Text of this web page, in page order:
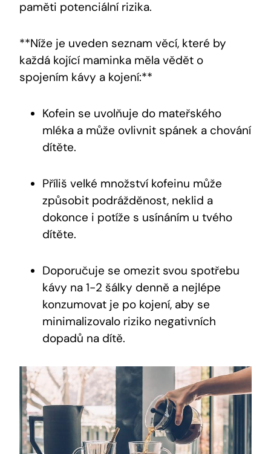
paměti potenciální rizika.
**Níže je uveden seznam věcí, které by
každá kojící maminka měla vědět o
spojením kávy a kojení:**
Kofein se uvolňuje do mateřského
mléka a může ovlivnit spánek a chování
dítěte.
Příliš velké množství kofeinu může
způsobit podrážděnost, neklid a
dokonce i potíže s usínáním u tvého
dítěte.
Doporučuje se omezit svou spotřebu
kávy na 1-2 šálky denně a nejlépe
konzumovat je po kojení, aby se
minimalizovalo riziko negativních
dopadů na dítě.